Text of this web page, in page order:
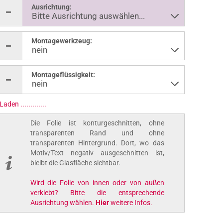
Ausrichtung:
Montagewerkzeug:
Montageflüssigkeit:
Die Folie ist konturgeschnitten, ohne
transparenten Rand und ohne
transparenten Hintergrund. Dort, wo das
Motiv/Text negativ ausgeschnitten ist,
bleibt die Glasfläche sichtbar.
verklebt? Bitte die entsprechende
Ausrichtung wählen.
Hier weitere Infos.
ab 29,95 EUR